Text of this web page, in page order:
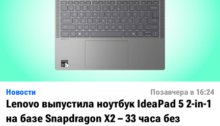
Новости Позавчера в 16:24
Lenovo выпустила ноутбук IdeaPad 5 2-in-1
на базе Snapdragon X2 – 33 часа без